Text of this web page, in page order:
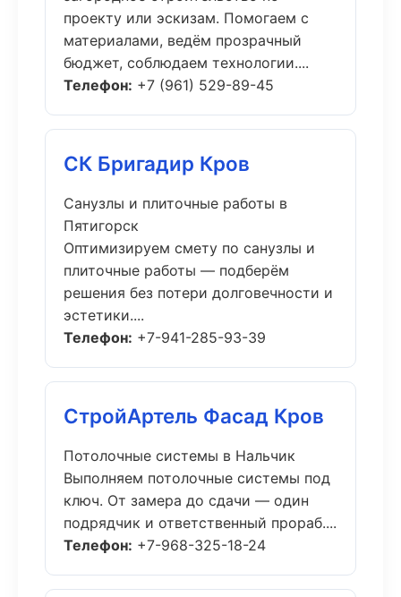
проекту или эскизам. Помогаем с
материалами, ведём прозрачный
бюджет, соблюдаем технологии....
Телефон: +7 (961) 529-89-45
СК Бригадир Кров
Санузлы и плиточные работы в
Пятигорск
Оптимизируем смету по санузлы и
плиточные работы — подберём
решения без потери долговечности и
эстетики....
Телефон: +7-941-285-93-39
СтройАртель Фасад Кров
Потолочные системы в Нальчик
Выполняем потолочные системы под
ключ. От замера до сдачи — один
подрядчик и ответственный прораб....
Телефон: +7-968-325-18-24